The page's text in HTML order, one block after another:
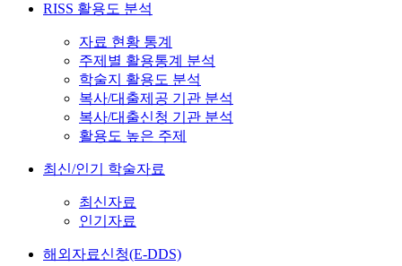
RISS 활용도 분석
자료 현황 통계
주제별 활용통계 분석
학술지 활용도 분석
복사/대출제공 기관 분석
복사/대출신청 기관 분석
활용도 높은 주제
최신/인기 학술자료
최신자료
인기자료
해외자료신청(E-DDS)